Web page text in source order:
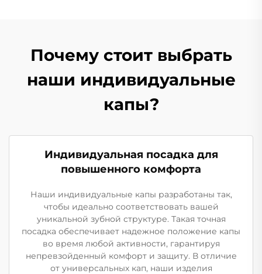
Почему стоит выбрать
наши индивидуальные
капы?
Индивидуальная посадка для
повышенного комфорта
Наши индивидуальные капы разработаны так,
чтобы идеально соответствовать вашей
уникальной зубной структуре. Такая точная
посадка обеспечивает надежное положение капы
во время любой активности, гарантируя
непревзойденный комфорт и защиту. В отличие
от универсальных кап, наши изделия